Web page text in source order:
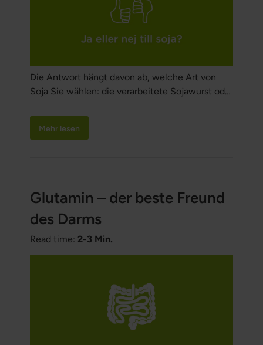
Die Antwort hängt davon ab, welche Art von
Soja Sie wählen: die verarbeitete Sojawurst oder
fermentierten, biologischen Sojabohnen. Das
isolierte Sojaprotein, das in vielen vegetarischen
Lebensmitteln, die Sie essen können.
Mehr lesen
Glutamin – der beste Freund
des Darms
Read time: 2-3 Min.